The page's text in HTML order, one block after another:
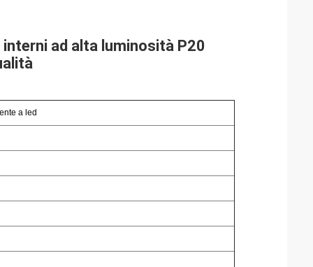
ad alta luminosità P20
a led